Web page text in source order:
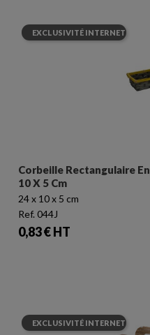
Corbeille Rectangulaire
10 X 5 Cm
24 x 10 x 5 cm
Ref. 044J
Prix
0,83 € HT
EXCLUSIVITÉ INTERNET
EXCLUSIVITÉ INTERNET